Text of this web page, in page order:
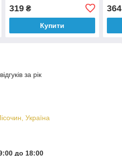
ЗУ Type-C
319₴
Купити
364
за рік
Україна
до 18:00